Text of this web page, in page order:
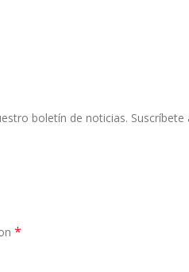
boletín de noticias. Suscríbete
*